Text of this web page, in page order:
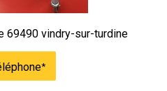
69490 vindry-sur-turdine
*